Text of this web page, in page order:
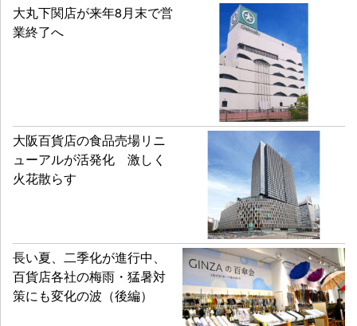
大丸下関店が来年8月末で営
業終了へ
大阪百貨店の食品売場リニ
ューアルが活発化 激しく
火花散らす
長い夏、二季化が進行中、
百貨店各社の梅雨・猛暑対
策にも変化の波（後編）